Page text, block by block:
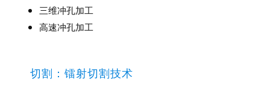
三维冲孔加工
高速冲孔加工
切割：镭射切割技术